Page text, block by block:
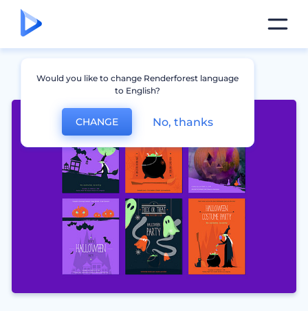
Would you like to change Renderforest language
to English?
CHANGE No, thanks